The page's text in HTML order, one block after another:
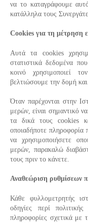
να το καταγράφουμε
κατάλληλα τους
Cookies για τη μέτρηση
Αυτά τα cookies
στατιστικά δεδομένα
κοινό χρησιμοποιεί
βελτιώσουμε την δομή
Όταν παρέχονται στην
μερών, είναι σημαντικό
τα δικά τους cookies
οποιαδήποτε
να χρησιμοποιήσετε
μερών, παρακαλώ
τους πριν το κάνετε.
Αναθεώριση ρυθμίσεων
Κάθε φυλλομετρητής
οδηγίες περί
πληροφορίες σχετικά με